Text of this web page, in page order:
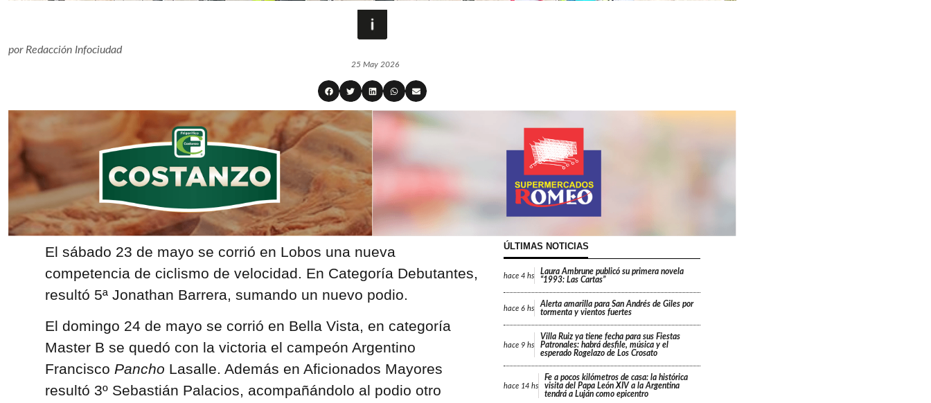
porRedacción Infociudad
25 May 2026
El sábado 23 de mayo se corrió en Lobos una nueva
competencia de ciclismo de velocidad. En Categoría Debutantes,
resultó 5ª Jonathan Barrera, sumando un nuevo podio.
El domingo 24 de mayo se corrió en Bella Vista, en categoría
Master B se quedó con la victoria el campeón Argentino
Francisco Pancho Lasalle. Además en Aficionados Mayores
resultó 3º Sebastián Palacios, acompañándolo al podio otro
ÚLTIMAS NOTICIAS
hace 4 hs
Laura Ambrune publicó su primera novela
“1993: Las Cartas”
hace 6 hs
Alerta amarilla para San Andrés de Giles por
tormenta y vientos fuertes
hace 9 hs
Villa Ruiz ya tiene fecha para sus Fiestas
Patronales: habrá desfile, música y el
esperado Rogelazo de Los Crosato
hace 14 hs
Fe a pocos kilómetros de casa: la histórica
visita del Papa León XIV a la Argentina
tendrá a Luján como epicentro